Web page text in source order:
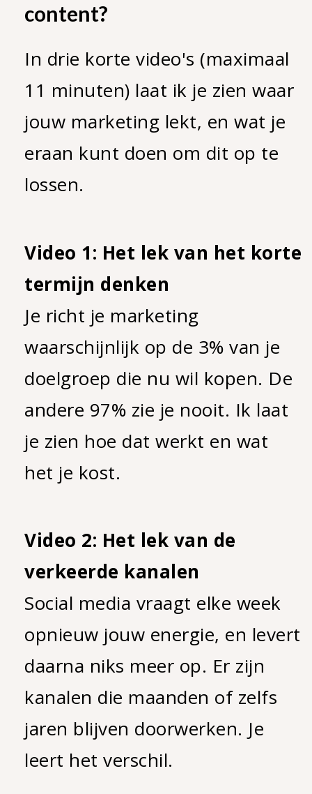
content?
In drie korte video's (maximaal
11 minuten) laat ik je zien waar
jouw marketing lekt, en wat je
eraan kunt doen om dit op te
lossen.
Video 1: Het lek van het korte
termijn denken
Je richt je marketing
waarschijnlijk op de 3% van je
doelgroep die nu wil kopen. De
andere 97% zie je nooit. Ik laat
je zien hoe dat werkt en wat
het je kost.
Video 2: Het lek van de
verkeerde kanalen
Social media vraagt elke week
opnieuw jouw energie, en levert
daarna niks meer op. Er zijn
kanalen die maanden of zelfs
jaren blijven doorwerken. Je
leert het verschil.